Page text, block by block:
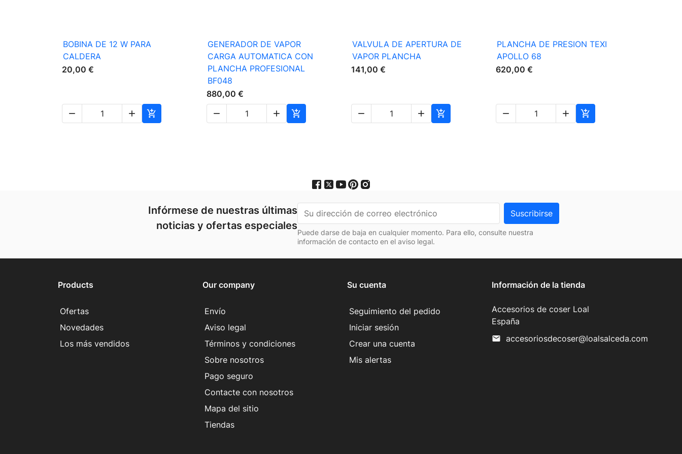
 Vista rápida
BOBINA DE 12 W PARA
CALDERA
20,00 €
  
Vista rápida
GENERADOR DE VAPOR
CARGA AUTOMATICA CON
PLANCHA PROFESIONAL
BF048
880,00 €

 
Vista rápida
VALVULA DE APERTURA DE
VAPOR PLANCHA
141,00 €
  
Vista rápida
PLANCHA DE PRESION TEXI
APOLLO 68
620,00 €
  
Infórmese de nuestras últimas
noticias y ofertas especiales
Puede darse de baja en cualquier momento. Para ello, consulte nuestra
información de contacto en el aviso legal.
Products
Ofertas
Novedades
Los más vendidos
Our company
Envío
Aviso legal
Términos y condiciones
Sobre nosotros
Pago seguro
Contacte con nosotros
Mapa del sitio
Tiendas
Su cuenta
Seguimiento del pedido
Iniciar sesión
Crear una cuenta
Mis alertas
Información de la tienda
Accesorios de coser Loal
España
mail accesoriosdecoser@loalsalceda.com